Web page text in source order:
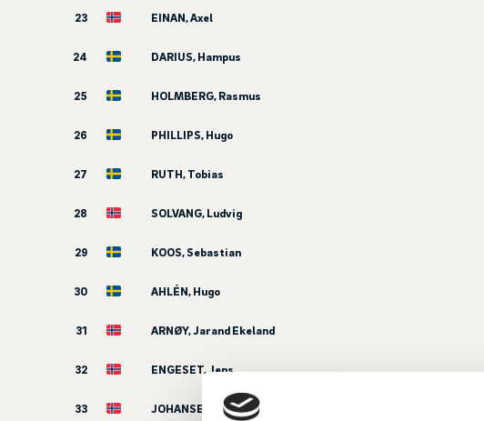
23 EINAN, Axel
24 DARIUS, Hampus
25 HOLMBERG, Rasmus
26 PHILLIPS, Hugo
27 RUTH, Tobias
28 SOLVANG, Ludvig
29 KOOS, Sebastian
30 AHLÉN, Hugo
31 ARNØY, Jarand Ekeland
32 ENGESET, Jens
33 JOHANSEN, Mikkel Bergum